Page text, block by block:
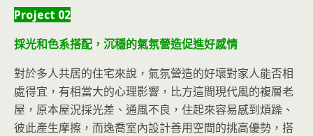
Project 02
採光和色系搭配，沉穩的氣氛營造促進好感情
對於多人共居的住宅來說，氣氛營造的好壞對家人能否相
處得宜，有相當大的心理影響，比方這間現代風的複層老
屋，原本屋況採光差、通風不良，住起來容易感到煩躁、
彼此產生摩擦，而逸喬室內設計善用空間的挑高優勢，搭